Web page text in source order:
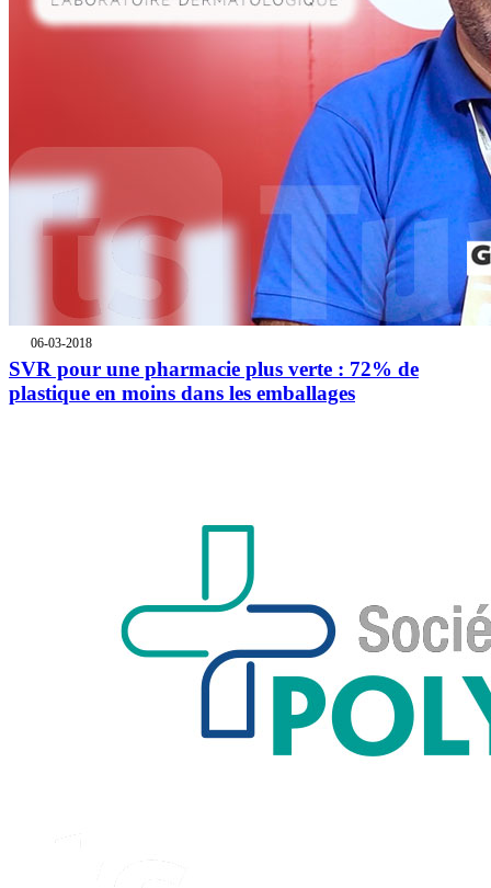
06-03-2018
SVR pour une pharmacie plus verte : 72% de
plastique en moins dans les emballages